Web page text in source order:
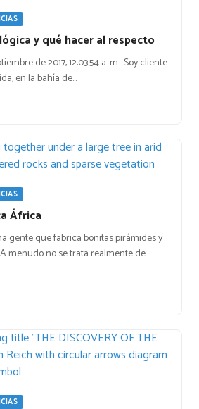
y qué hacer al respecto
de 2017, 12:03:54 a. m. Soy cliente
en la bahía de…
África
gente que fabrica bonitas pirámides y
menudo no se trata realmente de